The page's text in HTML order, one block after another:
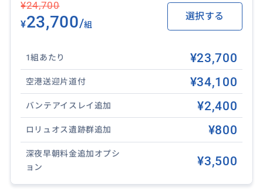
い合わせ下さい。
・各遺跡や施設の入場券及び食事、飲み物は料金に含
¥24,700
¥23,700/組
選択する
1組あたり ¥23,700
空港送迎片道付 ¥34,100
バンテアイスレイ追加 ¥2,400
ロリュオス遺跡群追加 ¥800
深夜早朝料金追加オプシ
ョン
¥3,500